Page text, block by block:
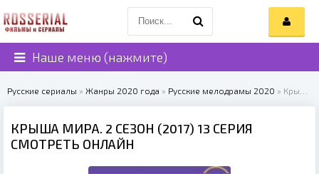
Наше меню (нажмите)
Русские сериалы » Жанры 2020 года » Русские мелодрамы 2020 » Крыша мира. 2 сезон (2017)
КРЫША МИРА. 2 СЕЗОН (2017) 13 СЕРИЯ
СМОТРЕТЬ ОНЛАЙН